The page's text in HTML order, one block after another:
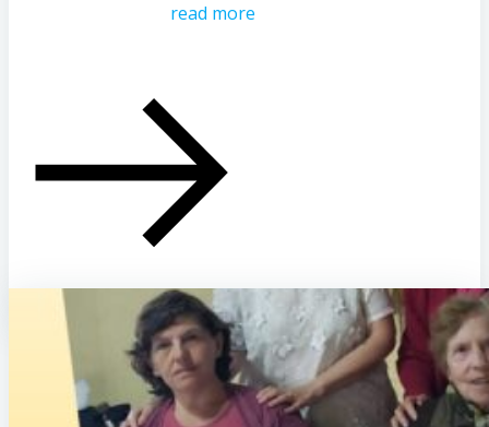
read more